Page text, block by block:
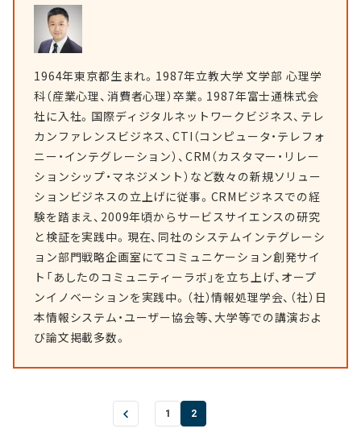
1964年東京都生まれ。1987年立教大学 文学部 心理学
科（産業心理、消費者心理）卒業。1987年富士通株式会
社に入社。国際ディジタルネットワークビジネス、テレ
カンファレンスビジネス、CTI（コンピュータ・テレフォ
ニー・インテグレーション）、CRM（カスタマー・リレー
ションシップ・マネジメント）など数々の新規ソリュー
ションビジネスの立上げに従事。CRMビジネスでの経
験を踏まえ、2009年頃からサービスサイエンスの研究
と検証を実践中。現在、同社のシステムインテグレーシ
ョン部門戦略企画室にてコミュニケーション創発サイ
ト「あしたのコミュニティーラボ」を立ち上げ、オープ
ンイノベーションを実践中。（社）情報処理学会、（社）日
本情報システム・ユーザー協会等、大学等での講演およ
び論文掲載多数。
1 2